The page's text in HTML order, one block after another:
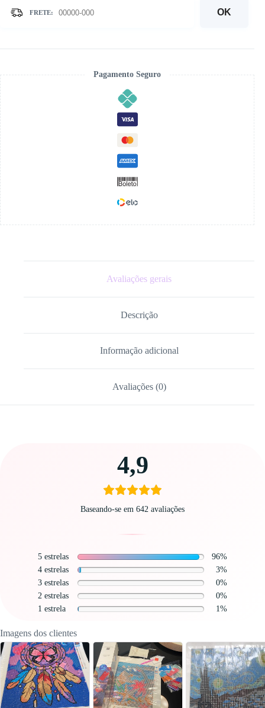
Cristais
OK
Pagamento Seguro
Avaliações gerais
Descrição
Informação adicional
Avaliações (0)
4,9
Baseando-se em 642 avaliações
5 estrelas
96%
4 estrelas
3%
3 estrelas
0%
2 estrelas
0%
1 estrela
1%
Imagens dos clientes